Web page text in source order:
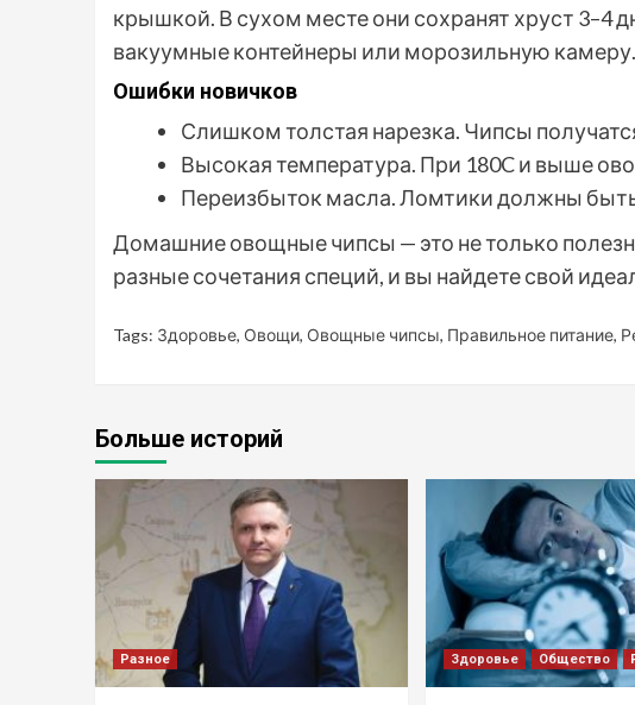
крышкой. В сухом месте они сохранят хруст 3–4
вакуумные контейнеры или морозильную камеру.
Ошибки новичков
Слишком толстая нарезка. Чипсы
Высокая температура. При 180C и выше
Переизбыток масла. Ломтики должны быть
Домашние овощные чипсы — это не только
разные сочетания специй, и вы найдете свой
Tags: Здоровье, Овощи, Овощные чипсы, Правильное питание,
Больше историй
Разное Здоровье Общество